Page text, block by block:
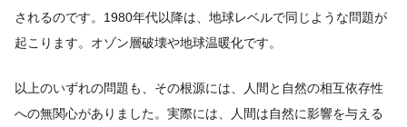
されるのです。1980年代以降は、地球レベルで同じような問題が
起こります。オゾン層破壊や地球温暖化です。
以上のいずれの問題も、その根源には、人間と自然の相互依存性
への無関心がありました。実際には、人間は自然に影響を与える